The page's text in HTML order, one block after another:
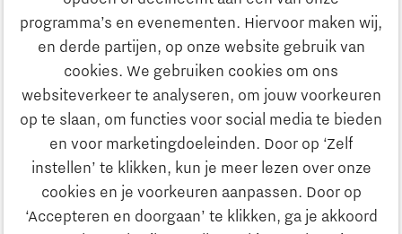
programma’s en evenementen. Hiervoor maken wij,
en derde partijen, op onze website gebruik van
cookies. We gebruiken cookies om ons
websiteverkeer te analyseren, om jouw voorkeuren
op te slaan, om functies voor social media te bieden
en voor marketingdoeleinden. Door op ‘Zelf
instellen’ te klikken, kun je meer lezen over onze
cookies en je voorkeuren aanpassen. Door op
‘Accepteren en doorgaan’ te klikken, ga je akkoord
Categorie Junior Vaktalent
Joey van den Heuvel
In deze aflevering gaat Björn op bezoek bij de winnaar
van 2022 in de categorie 'Junior Vaktalent': Joey van
den Heuvel. Hij werkt als 1e Monteur Service en
Onderhoud bij Croonwolter&dros.